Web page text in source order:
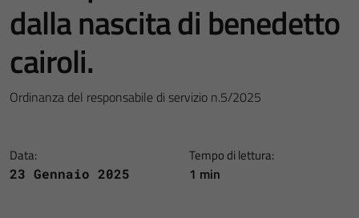
dalla nascita di benedetto
cairoli.
Ordinanza del responsabile di servizio n.5/2025
Data:
23 Gennaio 2025
Tempo di lettura:
1 min